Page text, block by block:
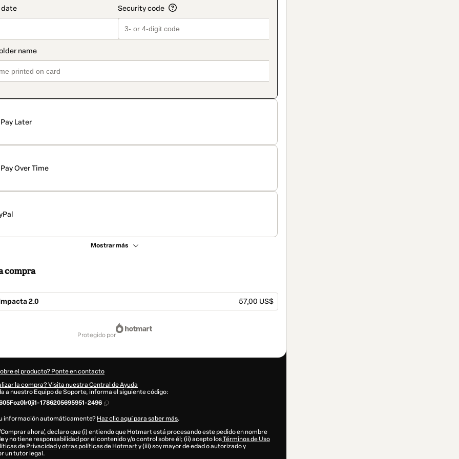
Pay Later
Pay Over Time
Mostrar más
compra
2.0 57,00 US$
protegido por
el producto? Ponte en contacto
la compra? Visita nuestra Central de Ayuda
a nuestro Equipo de Soporte, informa el siguiente código:
1786205695951-2496
información automáticamente? Haz clic aquí para saber más.
ahora', declaro que (i) entiendo que Hotmart está procesando este pedido en nombre
y no tiene responsabilidad por el contenido y/o control sobre él; (ii) acepto losTérminos de Uso
de Privacidad yotras políticas de Hotmarty (iii) soy mayor de edad o autorizado y
un tutor legal.